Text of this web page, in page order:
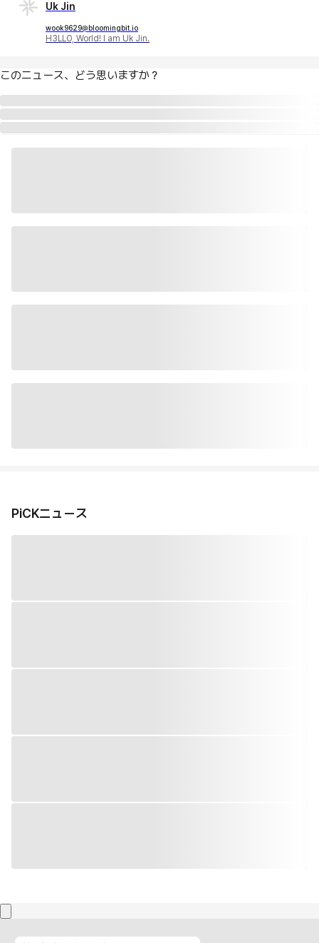
Uk Jin
wook9629@bloomingbit.io
H3LLO, World! I am Uk Jin.
このニュース、どう思いますか？
PiCKニュース